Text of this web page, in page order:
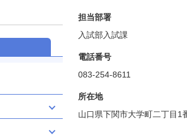
担当部署
入試部入試課
電話番号
083-254-8611
所在地
山口県下関市大学町二丁目1